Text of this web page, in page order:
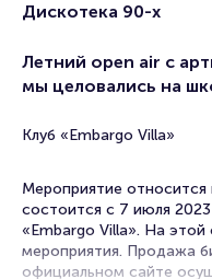
Дискотека 90-х
Летний open air с
мы целовались на
Клуб «Embargo Villa»
Мероприятие относится
состоится с 7 июля
«Embargo Villa». На
мероприятия. Продажа
официальном сайте